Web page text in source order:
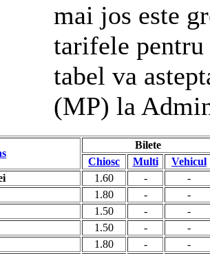
mai jos este
tarifele pentru
tabel va
(MP) la
Bilete
Chiosc
Multi Vehicul
1.60 - -
1.80 - -
1.50 - -
1.50 - -
1.80 - -